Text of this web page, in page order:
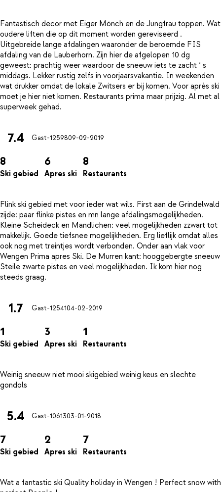
Fantastisch decor met Eiger Mönch en de Jungfrau toppen. Wat
oudere liften die op dit moment worden gereviseerd .
Uitgebreide lange afdalingen waaronder de beroemde FIS
afdaling van de Lauberhorn. Zijn hier de afgelopen 10 dg
geweest: prachtig weer waardoor de sneeuw iets te zacht ‘ s
middags. Lekker rustig zelfs in voorjaarsvakantie. In weekenden
wat drukker omdat de lokale Zwitsers er bij komen. Voor après ski
moet je hier niet komen. Restaurants prima maar prijzig. Al met al
7.4 Gast-1259809-02-2019
8
Ski gebied
6
Apres ski
8
Restaurants
Flink ski gebied met voor ieder wat wils. First aan de Grindelwald
zijde: paar flinke pistes en mn lange afdalingsmogelijkheden.
Kleine Scheideck en Mandlichen: veel mogelijkheden zzwart tot
makkelijk. Goede tiefsnee mogelijkheden. Erg lieflijk omdat alles
ook nog met treintjes wordt verbonden. Onder aan vlak voor
Wengen Prima apres Ski. De Murren kant: hooggebergte sneeuw
Steile zwarte pistes en veel mogelijkheden. Ik kom hier nog
1.7 Gast-1254104-02-2019
1
Ski gebied
3
Apres ski
1
Restaurants
Weinig sneeuw niet mooi skigebied weinig keus en slechte
5.4 Gast-1061303-01-2018
7
Ski gebied
2
Apres ski
7
Restaurants
Wat a fantastic ski Quality holiday in Wengen ! Perfect snow with